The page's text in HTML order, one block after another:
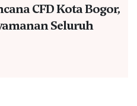
CFD Kota Bogor,
Seluruh